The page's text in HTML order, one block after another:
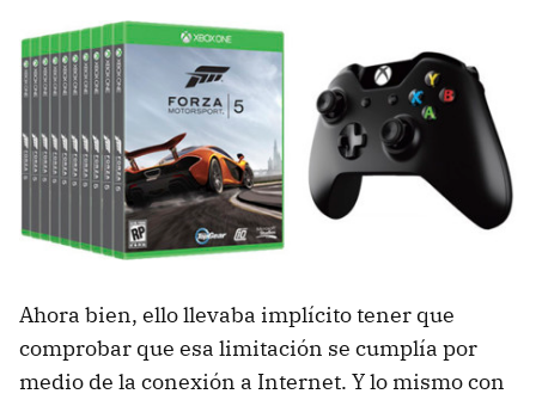
Ahora bien, ello llevaba implícito tener que
comprobar que esa limitación se cumplía por
medio de la conexión a Internet. Y lo mismo con